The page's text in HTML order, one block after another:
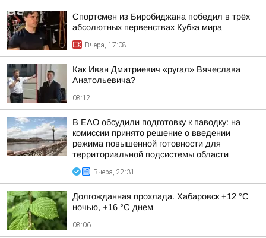
Спортсмен из Биробиджана победил в трёх
абсолютных первенствах Кубка мира
Вчера, 17:08
Как Иван Дмитриевич «ругал» Вячеслава
Анатольевича?
08:12
В ЕАО обсудили подготовку к паводку: на
комиссии принято решение о введении
режима повышенной готовности для
территориальной подсистемы области
Вчера, 22:31
Долгожданная прохлада. Хабаровск +12 °C
ночью, +16 °C днем
08:06